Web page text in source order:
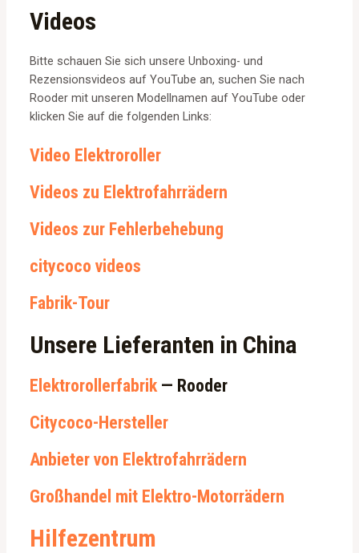
Videos
Bitte schauen Sie sich unsere Unboxing- und
Rezensionsvideos auf YouTube an, suchen Sie nach
Rooder mit unseren Modellnamen auf YouTube oder
klicken Sie auf die folgenden Links:
Video Elektroroller
Videos zu Elektrofahrrädern
Videos zur Fehlerbehebung
citycoco videos
Fabrik-Tour
Unsere Lieferanten in China
Elektrorollerfabrik — Rooder
Citycoco-Hersteller
Anbieter von Elektrofahrrädern
Großhandel mit Elektro-Motorrädern
Hilfezentrum